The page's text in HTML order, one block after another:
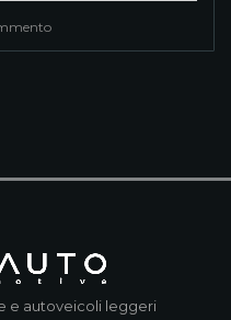
e autoveicoli leggeri